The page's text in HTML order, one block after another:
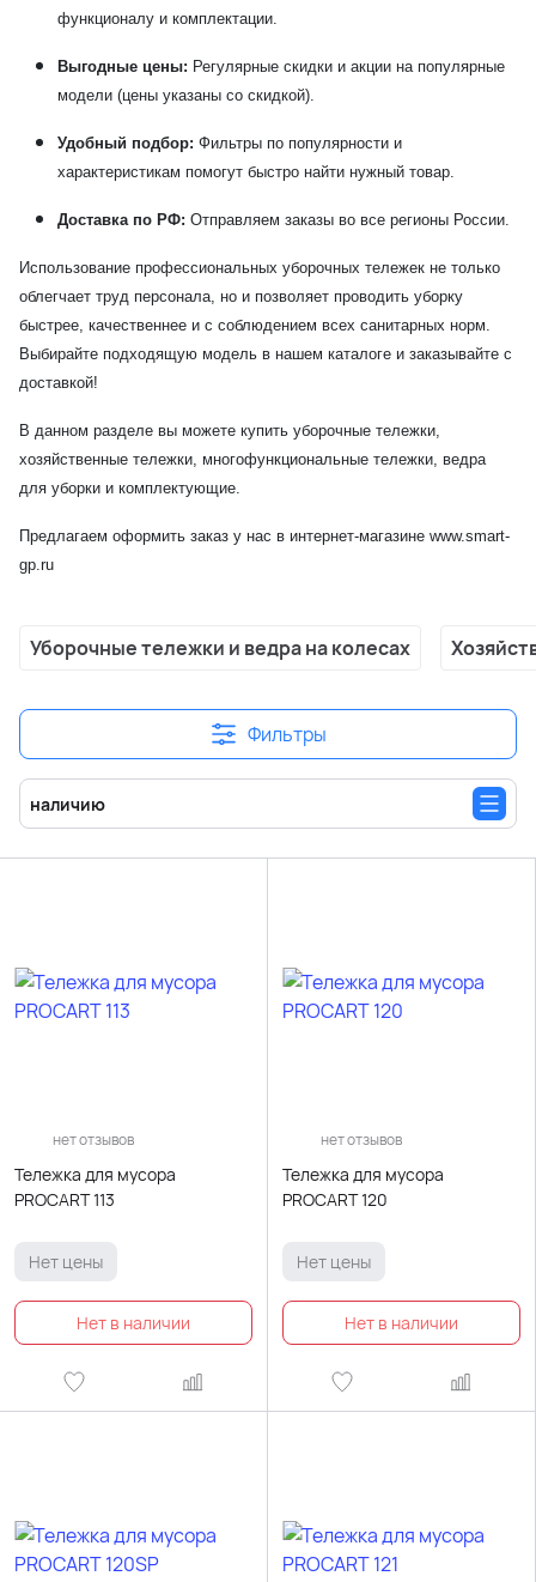
функционалу и комплектации.
Выгодные цены: Регулярные скидки и акции на популярные
модели (цены указаны со скидкой).
Удобный подбор: Фильтры по популярности и
характеристикам помогут быстро найти нужный товар.
Доставка по РФ: Отправляем заказы во все регионы России.
Использование профессиональных уборочных тележек не только
облегчает труд персонала, но и позволяет проводить уборку
быстрее, качественнее и с соблюдением всех санитарных норм.
Выбирайте подходящую модель в нашем каталоге и заказывайте с
доставкой!
В данном разделе вы можете купить уборочные тележки,
хозяйственные тележки, многофункциональные тележки, ведра
для уборки и комплектующие.
Предлагаем оформить заказ у нас в интернет-магазине www.smart-
gp.ru
Уборочные тележки и ведра на колесах
Фильтры
наличию
нет отзывов
Тележка для мусора
PROCART 113
Нет цены
нет отзывов
Тележка для мусора
PROCART 120
Нет цены